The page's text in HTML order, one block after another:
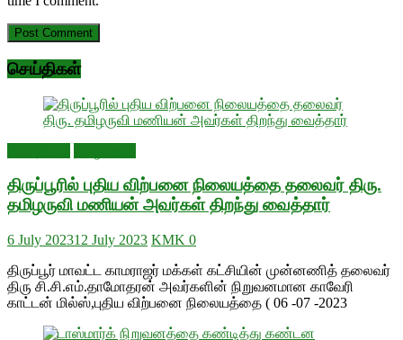
செய்திகள்
திருப்பூரில் புதிய விற்பனை நிலையத்தை தலைவர் திரு.
தமிழருவி மணியன் அவர்கள் திறந்து வைத்தார்
6 July 202312 July 2023 KMK 0
திருப்பூர் மாவட்ட காமராஜர் மக்கள் கட்சியின் முன்னணித் தலைவர்
திரு சி.சி.எம்.தாமோதரன் அவர்களின் நிறுவனமான காவேரி
காட்டன் மில்ஸ்,புதிய விற்பனை நிலையத்தை ( 06 -07 -2023